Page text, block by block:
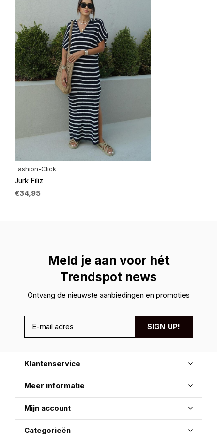
Fashion-Click
Jurk Filiz
€34,95
Meld je aan voor hét
Trendspot news
Ontvang de nieuwste aanbiedingen en promoties
SIGN UP!
Klantenservice
Meer informatie
Mijn account
Categorieën